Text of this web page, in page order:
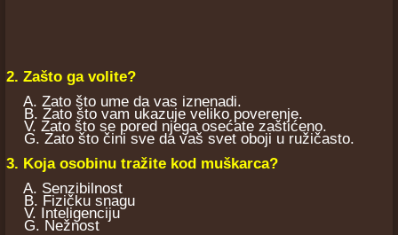
2. Zašto ga volite?
A. Zato što ume da vas iznenadi.
B. Zato što vam ukazuje veliko poverenje.
V. Zato što se pored njega osećate zaštićeno.
G. Zato što čini sve da vaš svet oboji u ružičasto.
3. Koja osobinu tražite kod muškarca?
A. Senzibilnost
B. Fizičku snagu
V. Inteligenciju
G. Nežnost